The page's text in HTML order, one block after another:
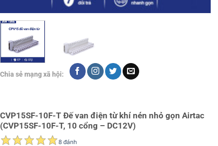
Chia sẻ mạng xã hội:
CVP15SF-10F-T Đế van điện từ khí nén nhỏ gọn Airtac
(CVP15SF-10F-T, 10 cổng – DC12V)
8 đánh